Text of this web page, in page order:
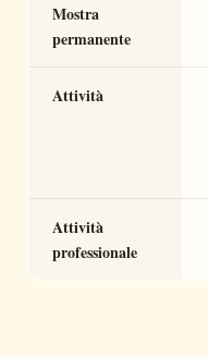
Mostra
permanente
Attività
Attività
professionale